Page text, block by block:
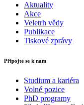
Aktuality
Akce
Veletrh vědy
Publikace
Tiskové zprávy
Připojte se k nám
Studium a kariéra
Volné pozice
PhD programy